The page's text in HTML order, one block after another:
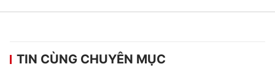
TIN CÙNG CHUYÊN MỤC